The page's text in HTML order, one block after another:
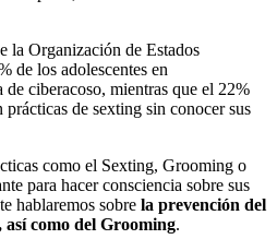
la Organización de Estados
de los adolescentes en
ciberacoso, mientras que el 22%
de sexting sin conocer sus
como el Sexting, Grooming o
para hacer consciencia sobre sus
hablaremos sobre la prevención del
como del Grooming.